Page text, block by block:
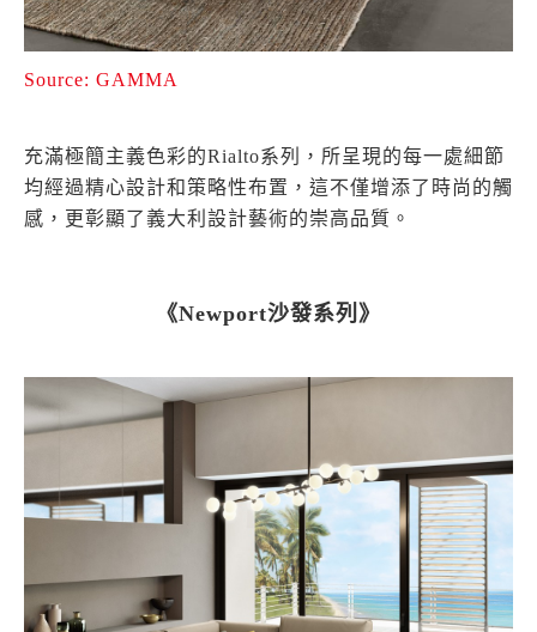
Source: GAMMA
充滿極簡主義色彩的Rialto系列，所呈現的每一處細節
均經過精心設計和策略性布置，這不僅增添了時尚的觸
感，更彰顯了義大利設計藝術的崇高品質。
《Newport沙發系列》